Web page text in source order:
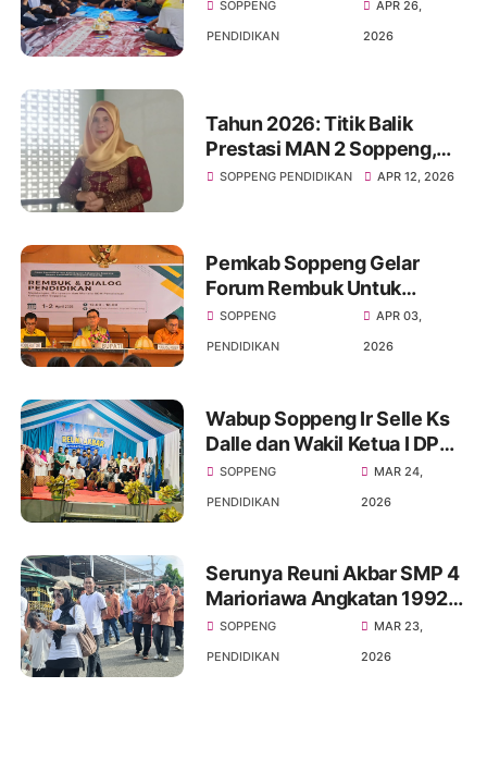
Kemah Survival
SOPPENG
PENDIDIKAN
APR 26,
2026
Tahun 2026: Titik Balik
Prestasi MAN 2 Soppeng,
Loloskan Siswa Terbanyak
SOPPENG PENDIDIKAN APR 12, 2026
Pemkab Soppeng Gelar
Forum Rembuk Untuk
Menanggulangi
Ketimpangan distribusi
SOPPENG
PENDIDIKAN
APR 03,
2026
Wabup Soppeng Ir Selle Ks
Dalle dan Wakil Ketua I DPRD
Soppeng H.Naspiding Hadiri
Acara Halal Bihalal SMP
SOPPENG
PENDIDIKAN
MAR 24,
2026
Serunya Reuni Akbar SMP 4
Marioriawa Angkatan 1992-
2022 Gerak jalan
sehat,Senam dan
SOPPENG
PENDIDIKAN
MAR 23,
2026